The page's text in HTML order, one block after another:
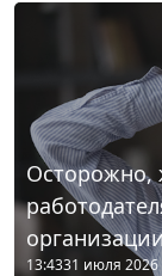
Осторожно,
13:4331 июля 2026